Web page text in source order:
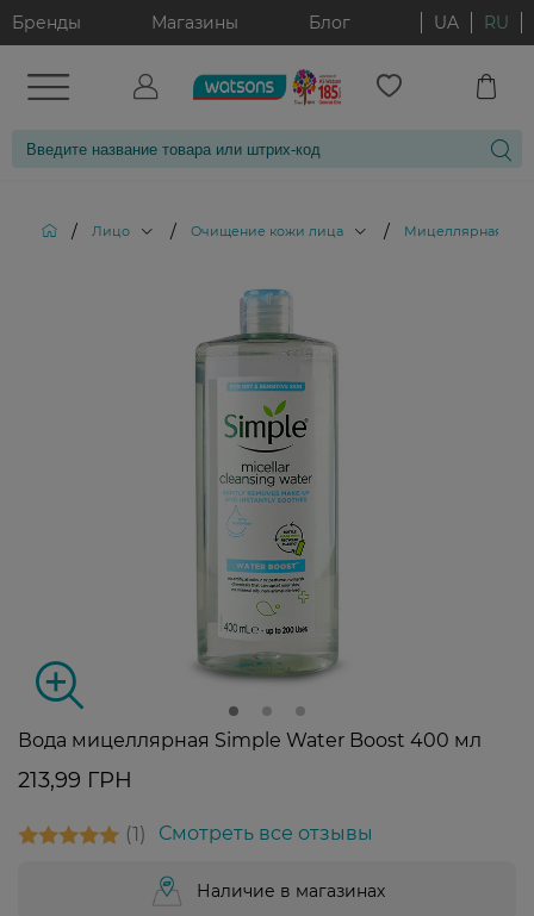
Бренды Магазины Блог UA RU
/ Лицо / Очищение кожи лица / Мицеллярная
Вода мицеллярная Simple Water Boost 400 мл
213,99 ГРН
1 Смотреть все отзывы
Наличие в магазинах